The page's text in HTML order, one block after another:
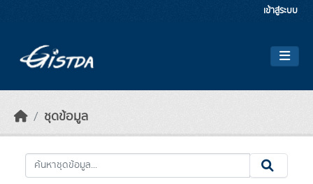
เข้าสู่ระบบ
ชุดข้อมูล